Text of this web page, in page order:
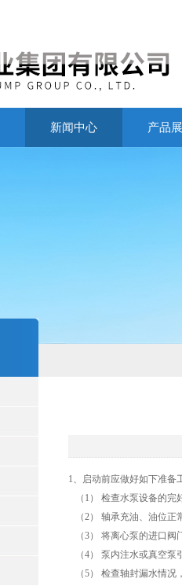
新闻中心 产品
1、启动前应做好如下准备
（1） 检查水泵设备的完
（2） 轴承充油、油位正
（3） 将离心泵的进口阀
（4） 泵内注水或真空泵
（5） 检查轴封漏水情况